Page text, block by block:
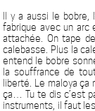
Il y a aussi le
fabrique avec un arc
attachée. On tape
calebasse. Plus la
entend le bobre
la souffrance de
liberté. Le maloya
ça… Tu te dis c’est
instruments, il faut